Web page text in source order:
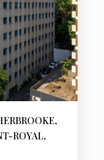
ROYAL,